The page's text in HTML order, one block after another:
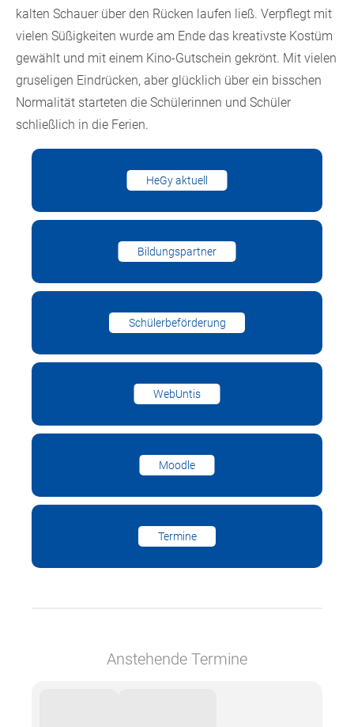
kalten Schauer über den Rücken laufen ließ. Verpflegt mit
vielen Süßigkeiten wurde am Ende das kreativste Kostüm
gewählt und mit einem Kino-Gutschein gekrönt. Mit vielen
gruseligen Eindrücken, aber glücklich über ein bisschen
Normalität starteten die Schülerinnen und Schüler
schließlich in die Ferien.
HeGy aktuell
Bildungspartner
Schülerbeförderung
WebUntis
Moodle
Termine
Anstehende Termine